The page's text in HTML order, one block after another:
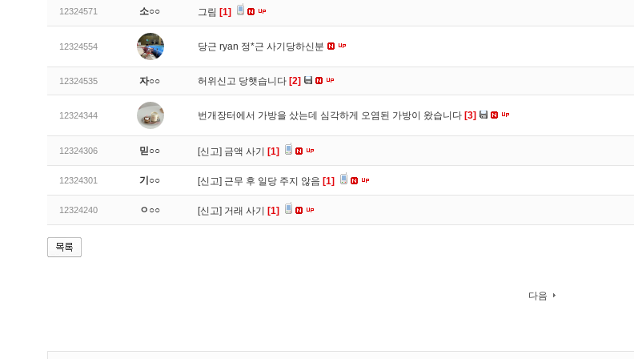
12324571 소○○ 그림 [1]
12324554 당근 ryan 정*근 사기당하신분
12324535 자○○ 허위신고 당햇습니다 [2]
12324344 번개장터에서 가방을 샀는데 심각하게 오염된 가방이 왔습니다 [3]
12324306 믿○○ [신고] 금액 사기 [1]
12324301 기○○ [신고] 근무 후 일당 주지 않음 [1]
12324240 ㅇ○○ [신고] 거래 사기 [1]
다음